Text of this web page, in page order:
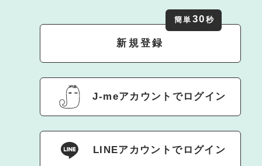
新規登録
簡単 30 秒
J-meアカウントでログイン
LINEアカウントでログイン